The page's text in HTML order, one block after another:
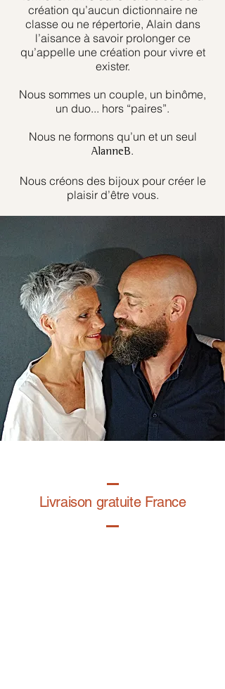
création qu’aucun dictionnaire ne
classe ou ne répertorie, Alain dans
l’aisance à savoir prolonger ce
qu’appelle une création pour vivre et
exister.
Nous sommes un couple, un binôme,
un duo... hors “paires”.
Nous ne formons qu’un et un seul
AlanneB.
Nous créons des bijoux pour créer le
plaisir d’être vous.
Livraison gratuite France